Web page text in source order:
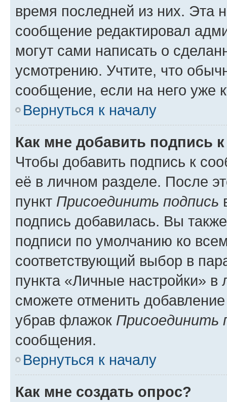
время последней из них. Эта
сообщение редактировал
могут сами написать о
усмотрению. Учтите, что
сообщение, если на него уже
Вернуться к началу
Как мне добавить подпись
Чтобы добавить подпись к
её в личном разделе. После
пункт Присоединить подпись
подпись добавилась. Вы
подписи по умолчанию ко
соответствующий выбор в
пункта «Личные настройки»
сможете отменить
убрав флажок Присоединить
сообщения.
Вернуться к началу
Как мне создать опрос?